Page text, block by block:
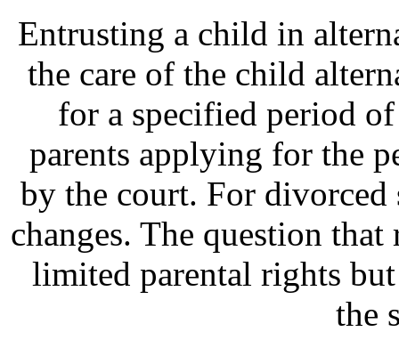
Entrusting a child in
the care of the child
for a specified period
parents applying for the
by the court. For divorced
changes. The question
limited parental rights
the